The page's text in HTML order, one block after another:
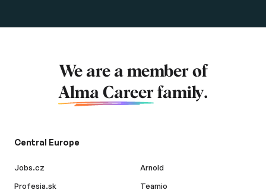
We are a member of
Alma Career family.
Central Europe
Jobs.cz
Profesia.sk
Arnold
Teamio